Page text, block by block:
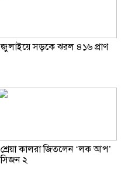
জুলাইয়ে সড়কে ঝরল ৪১৬ প্রাণ
শ্রেয়া কালরা জিতলেন ‘লক আপ’
সিজন ২